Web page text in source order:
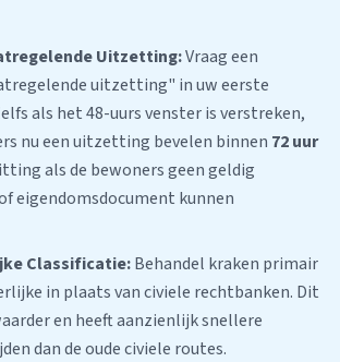
Uitzetting:Vraag een
uitzetting" in uw eerste
als het 48-uurs venster is verstreken,
nu een uitzetting bevelen binnen 72 uur
als de bewoners geen geldig
eigendomsdocument kunnen
Classificatie:Behandel kraken primair
in plaats van civiele rechtbanken. Dit
en heeft aanzienlijk snellere
dan de oude civiele routes.